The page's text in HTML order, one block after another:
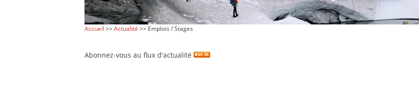
Accueil >>Actualité >> Emplois / Stages
Abonnez-vous au flux d'actualité